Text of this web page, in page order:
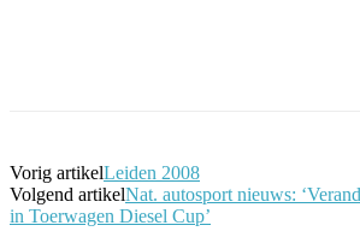
Vorig artikelLeiden 2008
Volgend artikelNat. autosport nieuws:
in Toerwagen Diesel Cup’